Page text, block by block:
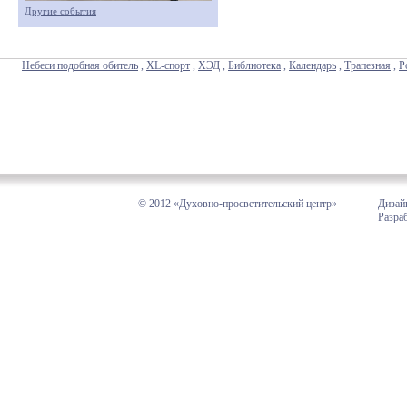
Другие события
Небеси подобная обитель , XL-спорт , ХЭД , Библиотека , Календарь , Трапезная ,
© 2012 «Духовно-просветительский центр»